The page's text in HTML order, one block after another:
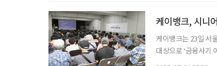
케이뱅크, 시니
케이뱅크는 23일 서
대상으로 ‘금융사기